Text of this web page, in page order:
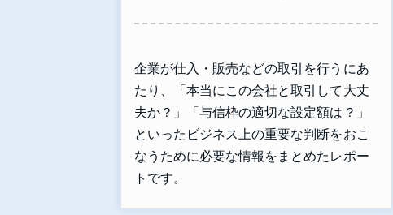
企業が仕入・販売などの取引を行うにあ
たり、「本当にこの会社と取引して大丈
夫か？」「与信枠の適切な設定額は？」
といったビジネス上の重要な判断をおこ
なうために必要な情報をまとめたレポー
トです。